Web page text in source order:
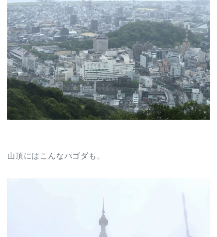
山頂にはこんなパゴダも。